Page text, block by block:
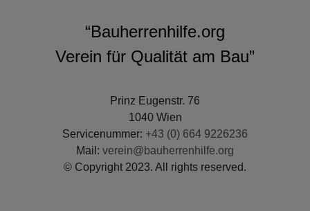
“Bauherrenhilfe.org
Verein für Qualität am Bau”
Prinz Eugenstr. 76
1040 Wien
Servicenummer: +43 (0) 664 9226236
Mail: verein@bauherrenhilfe.org
© Copyright 2023. All rights reserved.